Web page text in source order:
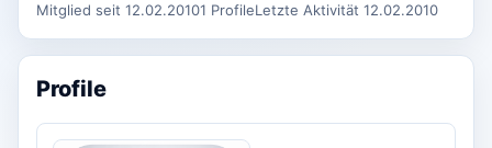
Mitglied seit 12.02.20101 ProfileLetzte Aktivität 12.02.2010
Profile